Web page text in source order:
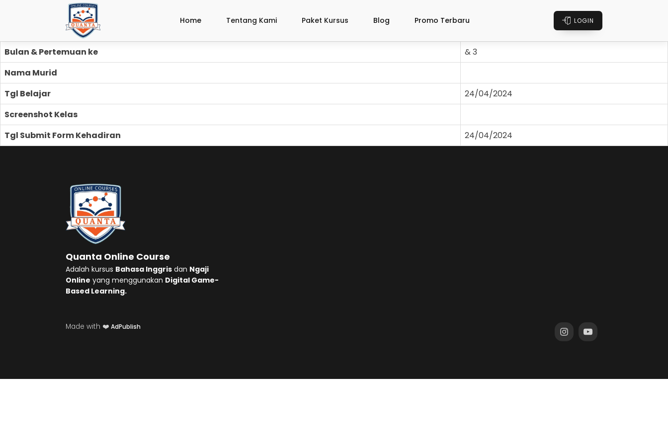
Home Tentang Kami Paket Kursus Blog Promo Terbaru LOGIN
Bulan & Pertemuan ke
& 3
Nama Murid
Tgl Belajar
24/04/2024
Screenshot Kelas
Tgl Submit Form Kehadiran
24/04/2024
Quanta Online Course
Adalah kursus Bahasa Inggris dan Ngaji
Online yang menggunakan Digital Game-
Based Learning.
Made with ❤️ AdPublish